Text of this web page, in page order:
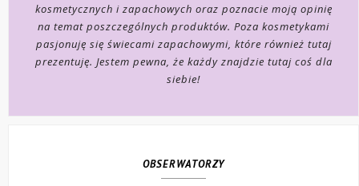
kosmetycznych i zapachowych oraz poznacie moją opinię
na temat poszczególnych produktów. Poza kosmetykami
pasjonuję się świecami zapachowymi, które również tutaj
prezentuję. Jestem pewna, że każdy znajdzie tutaj coś dla
siebie!
OBSERWATORZY